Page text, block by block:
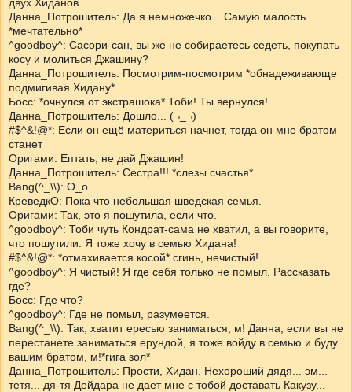
Данна_Потрошитель: Да я немножечко... Самую малость
*мечтательно*
^goodboy^: Сасори-сан, вы же не собираетесь седеть, покупать
косу и молиться Джашину?
Данна_Потрошитель: Посмотрим-посмотрим *обнадеживающе
подмигивая Хидану*
Босс: *очнулся от экстрашока* Тоби! Ты вернулся!
Данна_Потрошитель: Дошло... (¬_¬)
#$^&!@*: Если он ещё материться начнет, тогда он мне братом
станет
Оригами: Ептать, не дай Джашин!
Данна_Потрошитель: Сестра!!! *слезы счастья*
Bang(^_\\): О_о
КреведкО: Пока что небольшая шведская семья.
Оригами: Так, это я пошутила, если что.
^goodboy^: Тоби чуть Кондрат-сама не хватил, а вы говорите,
что пошутили. Я тоже хочу в семью Хидана!
#$^&!@*: *отмахивается косой* сгинь, нечистый!
^goodboy^: Я чистый! Я где себя только не помыл. Рассказать
где?
Босс: Где что?
^goodboy^: Где не помыл, разумеется.
Bang(^_\\): Так, хватит ересью заниматься, м! Данна, если вы не
перестанете заниматься ерундой, я тоже войду в семью и буду
вашим братом, м!*гига зол*
Данна_Потрошитель: Прости, Хидан. Нехороший дядя... эм...
тетя... дя-тя Дейдара не дает мне с тобой доставать Какузу...